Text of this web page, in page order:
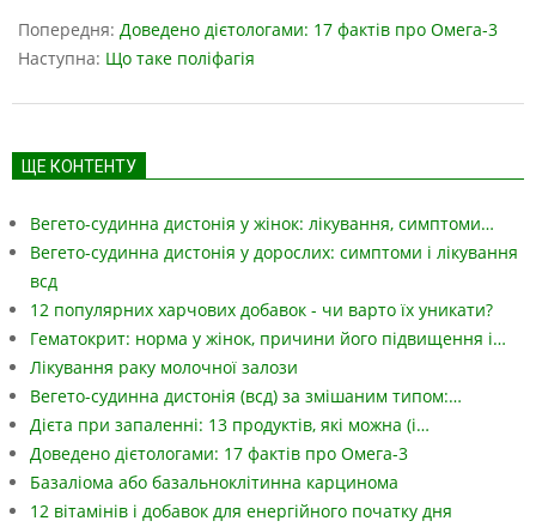
05-
18
Попередня: Доведено дієтологами: 17 фактів про Омега-3
Наступна: Що таке поліфагія
ЩЕ КОНТЕНТУ
Вегето-судинна дистонія у жінок: лікування, симптоми…
Вегето-судинна дистонія у дорослих: симптоми і лікування
всд
12 популярних харчових добавок - чи варто їх уникати?
Гематокрит: норма у жінок, причини його підвищення і…
Лікування раку молочної залози
Вегето-судинна дистонія (всд) за змішаним типом:…
Дієта при запаленні: 13 продуктів, які можна (і…
Доведено дієтологами: 17 фактів про Омега-3
Базаліома або базальноклітинна карцинома
12 вітамінів і добавок для енергійного початку дня